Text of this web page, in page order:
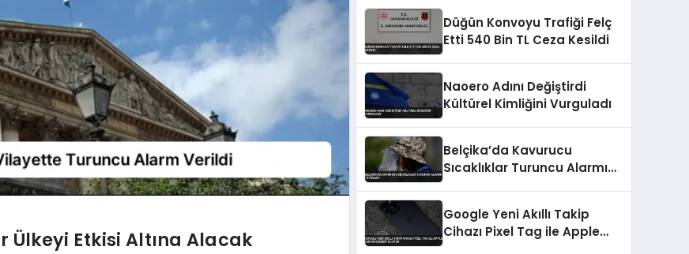
Ülkeyi Etkisi Altına Alacak
Düğün Konvoyu Trafiği Felç
Etti 540 Bin TL Ceza Kesildi
Naoero Adını Değiştirdi
Kültürel Kimliğini Vurguladı
Belçika’da Kavurucu
Sıcaklıklar Turuncu Alarmı
Google Yeni Akıllı Takip
Cihazı Pixel Tag ile Apple